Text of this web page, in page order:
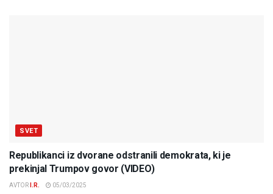
SVET
Republikanci iz dvorane odstranili demokrata, ki je
prekinjal Trumpov govor (VIDEO)
AVTOR I.R. 05/03/2025